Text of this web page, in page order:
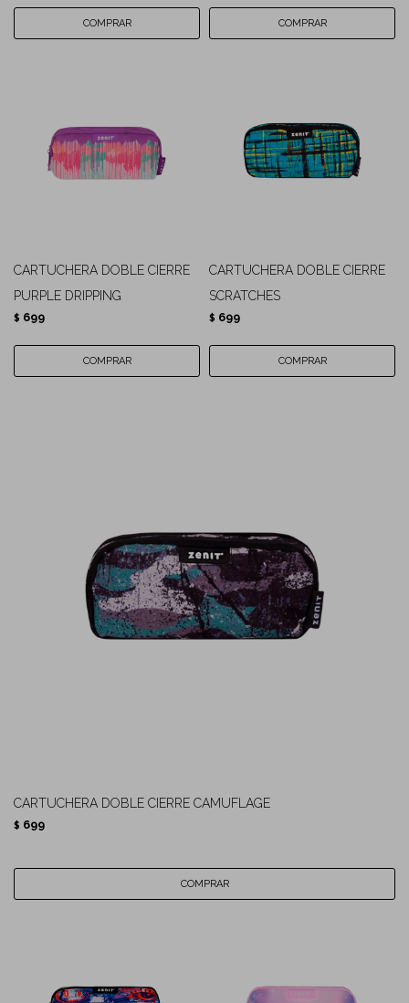
CARTUCHERA DOBLE CIERRE
PURPLE DRIPPING
$ 699
CARTUCHERA DOBLE CIERRE
SCRATCHES
$ 699
CARTUCHERA DOBLE CIERRE CAMUFLAGE
$ 699